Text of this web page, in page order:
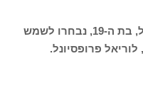
היילי בולדווין, בת ה-20, וטיילור היל, בת ה-19, נבחרו לשמש
פרופסיונל.